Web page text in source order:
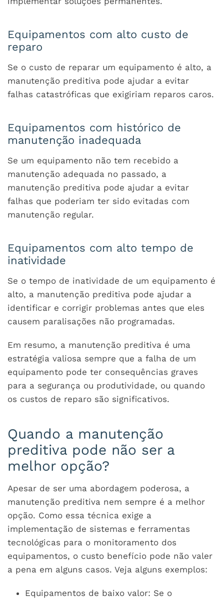
Equipamentos com alto custo de
reparo
Se o custo de reparar um equipamento é alto, a
manutenção preditiva pode ajudar a evitar
falhas catastróficas que exigiriam reparos caros.
Equipamentos com histórico de
manutenção inadequada
Se um equipamento não tem recebido a
manutenção adequada no passado, a
manutenção preditiva pode ajudar a evitar
falhas que poderiam ter sido evitadas com
manutenção regular.
Equipamentos com alto tempo de
inatividade
Se o tempo de inatividade de um equipamento é
alto, a manutenção preditiva pode ajudar a
identificar e corrigir problemas antes que eles
causem paralisações não programadas.
Em resumo, a manutenção preditiva é uma
estratégia valiosa sempre que a falha de um
equipamento pode ter consequências graves
para a segurança ou produtividade, ou quando
os custos de reparo são significativos.
Quando a manutenção
preditiva pode não ser a
melhor opção?
Apesar de ser uma abordagem poderosa, a
manutenção preditiva nem sempre é a melhor
opção. Como essa técnica exige a
implementação de sistemas e ferramentas
tecnológicas para o monitoramento dos
equipamentos, o custo benefício pode não valer
a pena em alguns casos. Veja alguns exemplos:
Equipamentos de baixo valor: Se o